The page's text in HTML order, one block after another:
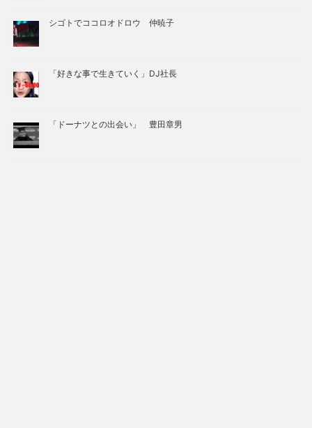
シゴトでココロオドロウ 仲暁子
「好きな事で生きていく」DJ社長
「ドーナツとの出会い」 豊田章男